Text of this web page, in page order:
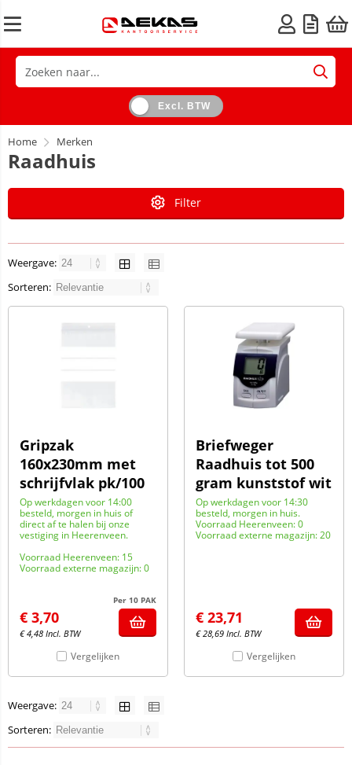
Excl. BTW
Home Merken
Raadhuis
Filter
Weergave:
Sorteren:
Gripzak
160x230mm met
schrijfvlak pk/100
Op werkdagen voor 14:00
besteld, morgen in huis of
direct af te halen bij onze
vestiging in Heerenveen.
Voorraad Heerenveen: 15
Voorraad externe magazijn: 0
Per 10 PAK
€ 3,70
€4,48 Incl. BTW
Vergelijken
Briefweger
Raadhuis tot 500
gram kunststof wit
Op werkdagen voor 14:30
besteld, morgen in huis.
Voorraad Heerenveen: 0
Voorraad externe magazijn: 20
€ 23,71
€28,69 Incl. BTW
Vergelijken
Weergave:
Sorteren: